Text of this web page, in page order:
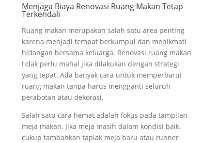
Menjaga Biaya Renovasi Ruang Makan Tetap
Terkendali
Ruang makan merupakan salah satu area penting
karena menjadi tempat berkumpul dan menikmati
hidangan bersama keluarga. Renovasi ruang makan
tidak perlu mahal jika dilakukan dengan strategi
yang tepat. Ada banyak cara untuk memperbarui
ruang makan tanpa harus mengganti seluruh
perabotan atau dekorasi.
Salah satu cara hemat adalah fokus pada tampilan
meja makan. Jika meja masih dalam kondisi baik,
cukup tambahkan taplak meja baru atau runner